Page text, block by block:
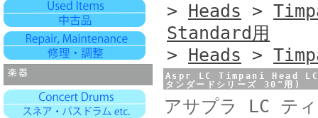
> Heads >
Standard用
> Heads >
Aspr LC Timpani Head LC-
タンダードシリーズ 30"用)
アサプラ LC テ